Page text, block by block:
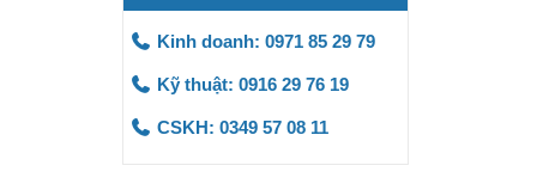
Kinh doanh: 0971 85 29 79
Kỹ thuật: 0916 29 76 19
CSKH: 0349 57 08 11